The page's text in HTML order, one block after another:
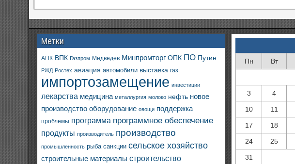
Метки
АПК ВПК Газпром Медведев Минпромторг ОПК ПО Путин
РЖД Ростех авиация автомобили выставка газ
импортозамещение инвестиции
лекарства медицина металлургия молоко нефть новое
производство оборудование овощи поддержка
проблемы программа программное обеспечение
продукты производитель производство
промышленность рыба санкции сельское хозяйство
строительные материалы строительство
Пн Вт
3 4
10 11
17 18
24 25
31